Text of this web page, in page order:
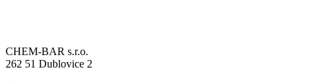
CHEM-BAR s.r.o.
262 51 Dublovice 2